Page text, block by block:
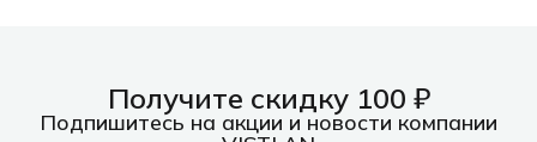
Получите скидку 100 ₽
Подпишитесь на акции и новости компании